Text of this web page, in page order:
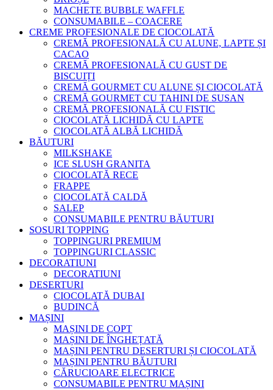
MACHETE BUBBLE WAFFLE
CONSUMABILE – COACERE
CREME PROFESIONALE DE CIOCOLATĂ
CREMĂ PROFESIONALĂ CU ALUNE, LAPTE ȘI
CACAO
CREMĂ PROFESIONALĂ CU GUST DE
BISCUIȚI
CREMĂ GOURMET CU ALUNE ȘI CIOCOLATĂ
CREMĂ GOURMET CU TAHINI DE SUSAN
CREMĂ PROFESIONALĂ CU FISTIC
CIOCOLATĂ LICHIDĂ CU LAPTE
CIOCOLATĂ ALBĂ LICHIDĂ
BĂUTURI
MILKSHAKE
ICE SLUSH GRANITA
CIOCOLATĂ RECE
FRAPPE
CIOCOLATĂ CALDĂ
SALEP
CONSUMABILE PENTRU BĂUTURI
SOSURI TOPPING
TOPPINGURI PREMIUM
TOPPINGURI CLASSIC
DECORATIUNI
DECORATIUNI
DESERTURI
CIOCOLATĂ DUBAI
BUDINCĂ
MAȘINI
MAȘINI DE COPT
MAȘINI DE ÎNGHEȚATĂ
MAȘINI PENTRU DESERTURI ȘI CIOCOLATĂ
MAȘINI PENTRU BĂUTURI
CĂRUCIOARE ELECTRICE
CONSUMABILE PENTRU MAȘINI